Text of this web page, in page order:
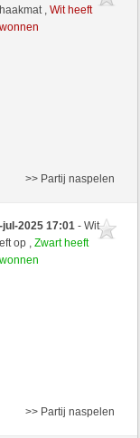
,Wit heeft
>> Partij naspelen
jul-2025 17:01- Wit
op ,Zwart heeft
>> Partij naspelen